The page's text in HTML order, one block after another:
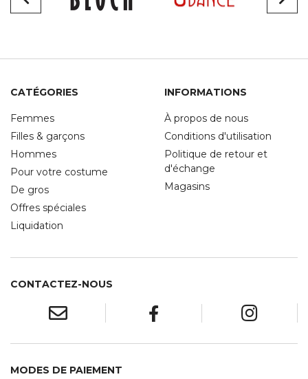
CATÉGORIES
Femmes
Filles & garçons
Hommes
Pour votre costume
De gros
Offres spéciales
Liquidation
INFORMATIONS
À propos de nous
Conditions d'utilisation
Politique de retour et
d'échange
Magasins
CONTACTEZ-NOUS
MODES DE PAIEMENT